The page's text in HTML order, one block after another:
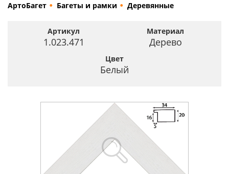
АртоБагет Багеты и рамки Деревянные
Артикул
1.023.471
Материал
Дерево
Цвет
Белый